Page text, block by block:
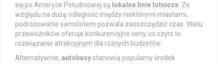
się po Ameryce Południowej są lokalne linie lotnicze . Ze
względu na dużą odległość między niektórymi miastami,
podróżowanie samolotem pozwala zaoszczędzić czas. Wielu
przewoźników oferuje konkurencyjne ceny, co czyni to
rozwiązanie atrakcyjnym dla różnych budżetów.
Alternatywnie, autobusystanowią popularny środek